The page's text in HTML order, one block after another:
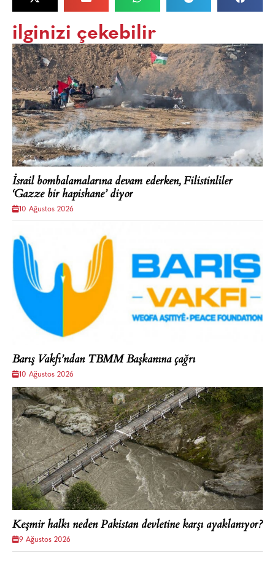
ilginizi çekebilir
İsrail bombalamalarına devam ederken, Filistinliler
‘Gazze bir hapishane’ diyor
10 Ağustos 2026
Barış Vakfı’ndan TBMM Başkanına çağrı
10 Ağustos 2026
Keşmir halkı neden Pakistan devletine karşı ayaklanıyor?
9 Ağustos 2026